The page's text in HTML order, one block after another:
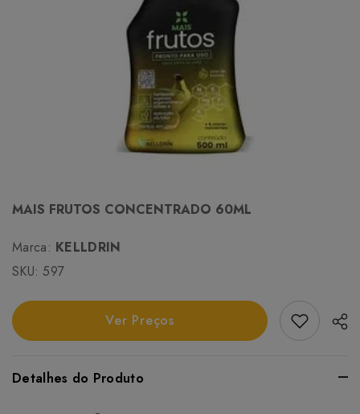
MAIS FRUTOS CONCENTRADO 60ML
Marca: KELLDRIN
SKU: 597
Ver Preços Add
Detalhes do Produto